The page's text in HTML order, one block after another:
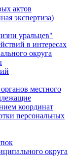
актов
экспертиза)
уральцев"
в интересах
округа
местного
координат
персональных
округа